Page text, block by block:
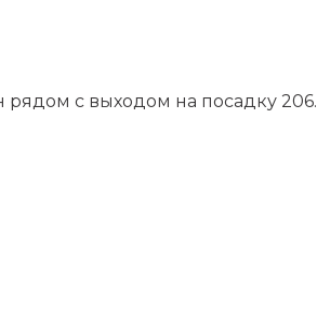
рядом с выходом на посадку 206.